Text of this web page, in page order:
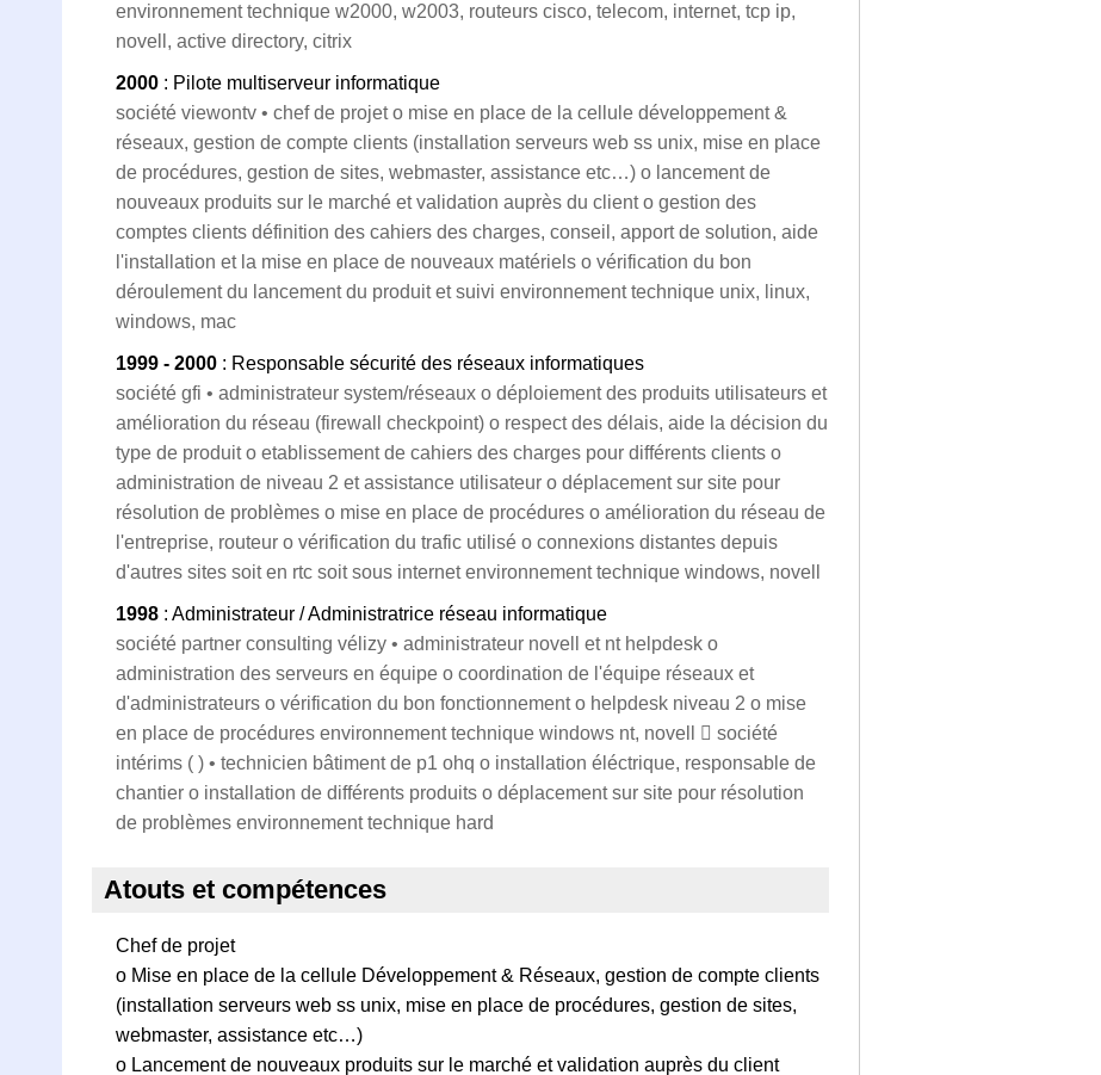
environnement technique w2000, w2003, routeurs cisco, telecom, internet, tcp ip,
novell, active directory, citrix
2000 : Pilote multiserveur informatique
société viewontv • chef de projet o mise en place de la cellule développement &
réseaux, gestion de compte clients (installation serveurs web ss unix, mise en place
de procédures, gestion de sites, webmaster, assistance etc…) o lancement de
nouveaux produits sur le marché et validation auprès du client o gestion des
comptes clients définition des cahiers des charges, conseil, apport de solution, aide
l'installation et la mise en place de nouveaux matériels o vérification du bon
déroulement du lancement du produit et suivi environnement technique unix, linux,
windows, mac
1999 - 2000 : Responsable sécurité des réseaux informatiques
société gfi • administrateur system/réseaux o déploiement des produits utilisateurs et
amélioration du réseau (firewall checkpoint) o respect des délais, aide la décision du
type de produit o etablissement de cahiers des charges pour différents clients o
administration de niveau 2 et assistance utilisateur o déplacement sur site pour
résolution de problèmes o mise en place de procédures o amélioration du réseau de
l'entreprise, routeur o vérification du trafic utilisé o connexions distantes depuis
d'autres sites soit en rtc soit sous internet environnement technique windows, novell
1998 : Administrateur / Administratrice réseau informatique
société partner consulting vélizy • administrateur novell et nt helpdesk o
administration des serveurs en équipe o coordination de l'équipe réseaux et
d'administrateurs o vérification du bon fonctionnement o helpdesk niveau 2 o mise
en place de procédures environnement technique windows nt, novell  société
intérims ( ) • technicien bâtiment de p1 ohq o installation éléctrique, responsable de
chantier o installation de différents produits o déplacement sur site pour résolution
de problèmes environnement technique hard
Atouts et compétences
Chef de projet
o Mise en place de la cellule Développement & Réseaux, gestion de compte clients
(installation serveurs web ss unix, mise en place de procédures, gestion de sites,
webmaster, assistance etc…)
o Lancement de nouveaux produits sur le marché et validation auprès du client